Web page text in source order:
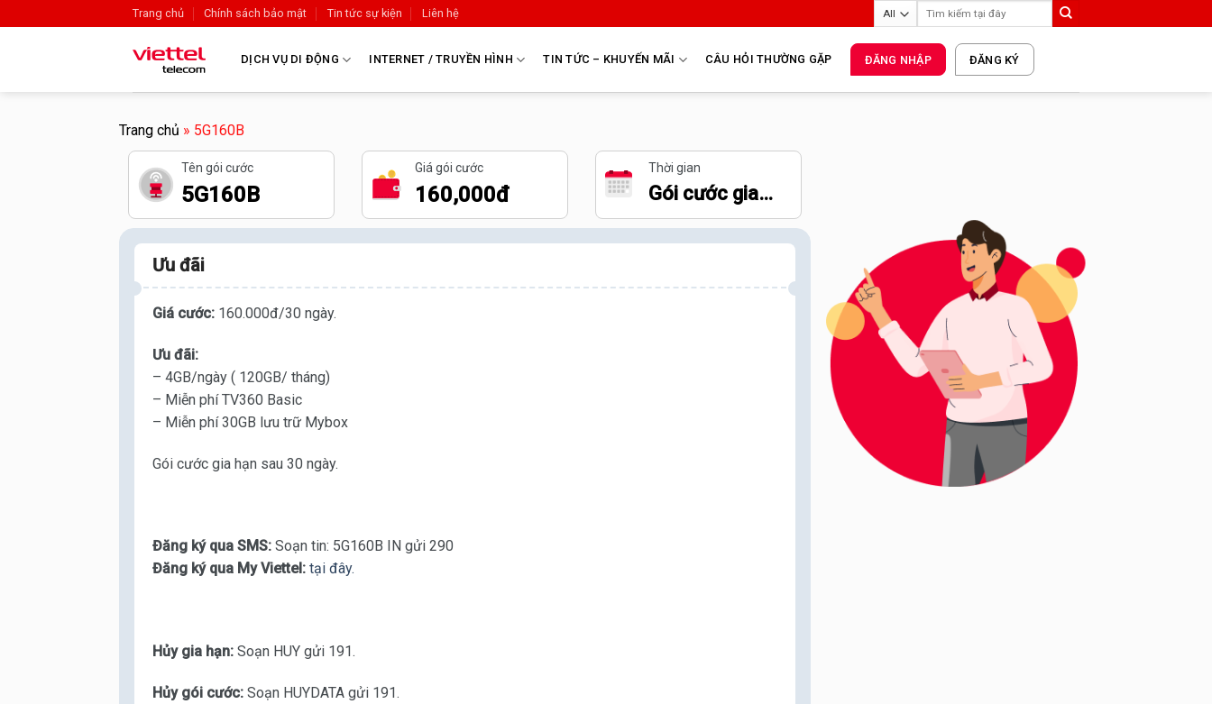
Trang chủ Chính sách bảo mật Tin tức sự kiện Liên hệ
DỊCH VỤ DI ĐỘNG INTERNET / TRUYỀN HÌNH TIN TỨC – KHUYẾN MÃI CÂU HỎI THƯỜNG GẶP ĐĂNG NHẬP ĐĂNG KÝ
Trang chủ » 5G160B
Tên gói cước
5G160B
Giá gói cước
160,000đ
Thời gian
Gói cước gia
hạn sau 30
Ưu đãi
Giá cước: 160.000đ/30 ngày.
Ưu đãi:
– 4GB/ngày ( 120GB/ tháng)
– Miễn phí TV360 Basic
– Miễn phí 30GB lưu trữ Mybox
Gói cước gia hạn sau 30 ngày.
Đăng ký qua SMS: Soạn tin: 5G160B IN gửi 290
Đăng ký qua My Viettel: tại đây.
Hủy gia hạn: Soạn HUY gửi 191.
Hủy gói cước: Soạn HUYDATA gửi 191.